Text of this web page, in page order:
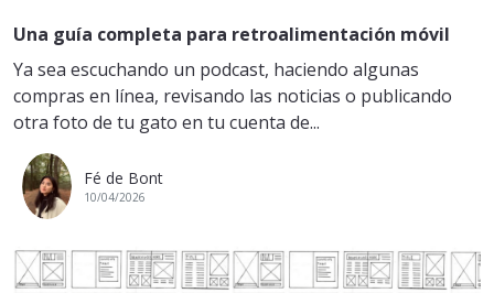
Una guía completa para retroalimentación móvil
Ya sea escuchando un podcast, haciendo algunas
compras en línea, revisando las noticias o publicando
otra foto de tu gato en tu cuenta de...
Fé de Bont
10/04/2026